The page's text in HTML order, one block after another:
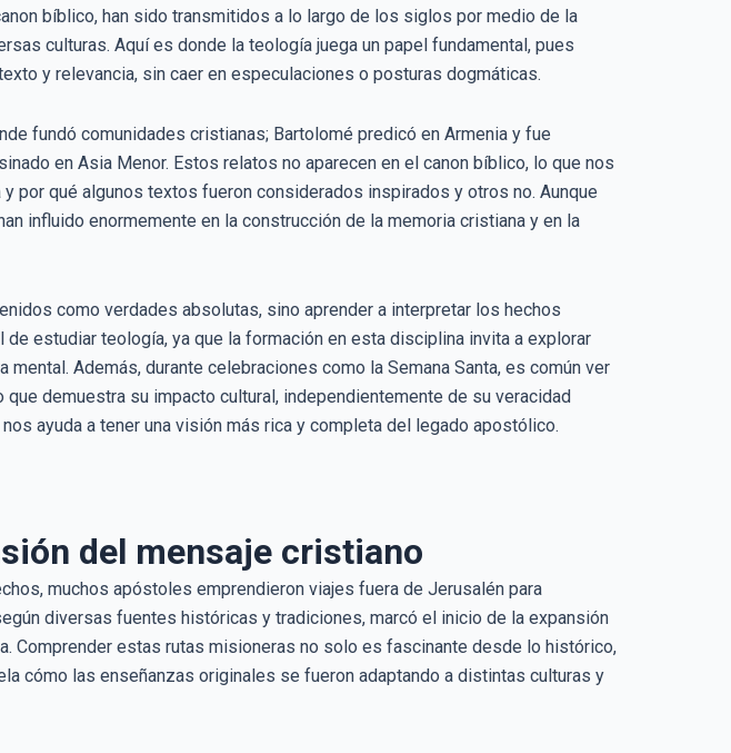
bíblico, han sido transmitidos a lo largo de los siglos por medio de la
culturas. Aquí es donde la teología juega un papel fundamental, pues
y relevancia, sin caer en especulaciones o posturas dogmáticas.
fundó comunidades cristianas; Bartolomé predicó en Armenia y fue
en Asia Menor. Estos relatos no aparecen en el canon bíblico, lo que nos
por qué algunos textos fueron considerados inspirados y otros no. Aunque
influido enormemente en la construcción de la memoria cristiana y en la
como verdades absolutas, sino aprender a interpretar los hechos
estudiar teología, ya que la formación en esta disciplina invita a explorar
Además, durante celebraciones como la Semana Santa, es común ver
demuestra su impacto cultural, independientemente de su veracidad
ayuda a tener una visión más rica y completa del legado apostólico.
del mensaje cristiano
muchos apóstoles emprendieron viajes fuera de Jerusalén para
diversas fuentes históricas y tradiciones, marcó el inicio de la expansión
Comprender estas rutas misioneras no solo es fascinante desde lo histórico,
cómo las enseñanzas originales se fueron adaptando a distintas culturas y